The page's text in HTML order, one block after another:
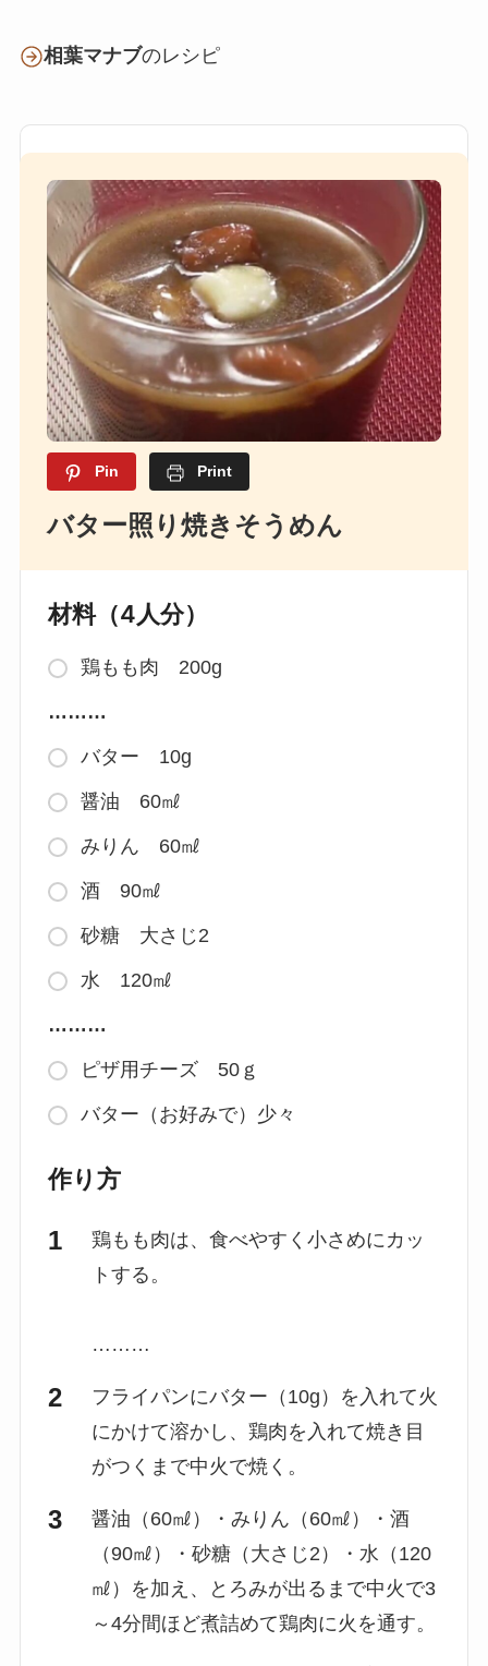
相葉マナブのレシピ
Pin Print
バター照り焼きそうめん
材料（4人分）
鶏もも肉 200g
………
バター 10g
醤油 60㎖
みりん 60㎖
酒 90㎖
砂糖 大さじ2
水 120㎖
………
ピザ用チーズ 50ｇ
バター（お好みで）少々
作り方
鶏もも肉は、食べやすく小さめにカッ
トする。
………
フライパンにバター（10g）を入れて火
にかけて溶かし、鶏肉を入れて焼き目
がつくまで中火で焼く。
醤油（60㎖）・みりん（60㎖）・酒
（90㎖）・砂糖（大さじ2）・水（120
㎖）を加え、とろみが出るまで中火で3
～4分間ほど煮詰めて鶏肉に火を通す。